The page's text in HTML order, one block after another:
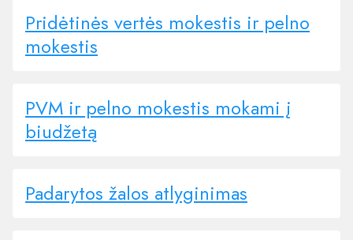
Pridėtinės vertės mokestis ir pelno
mokestis
PVM ir pelno mokestis mokami į
biudžetą
Padarytos žalos atlyginimas